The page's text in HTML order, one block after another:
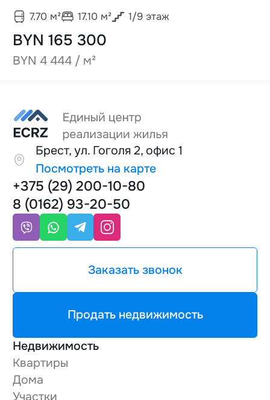
7.70м² 17.10м² 1/9этаж
BYN 165 300
BYN 4 444 / м²
Брест, ул. Гоголя 2, офис 1
Посмотреть на карте
Недвижимость
Квартиры
Дома
Участки
+375 (29) 200-10-80
8 (0162) 93-20-50
Заказать звонок
Продать недвижимость